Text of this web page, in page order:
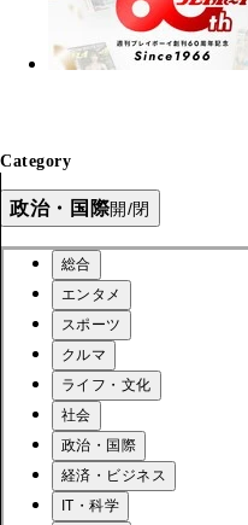
Category
政治・国際開/閉
総合
エンタメ
スポーツ
クルマ
ライフ・文化
社会
政治・国際
経済・ビジネス
IT・科学